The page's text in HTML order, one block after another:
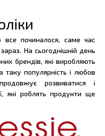
починалося, саме час
На сьогоднішній день
брендів, які виробляють
таку популярність і любов
розвиватися і
які роблять продукти ще